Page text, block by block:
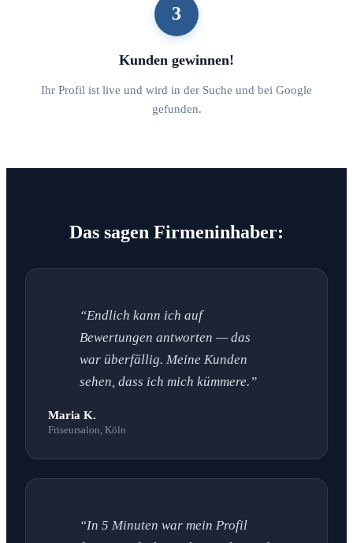
3
Kunden gewinnen!
Ihr Profil ist live und wird in der Suche und bei Google
gefunden.
Das sagen Firmeninhaber:
“Endlich kann ich auf
Bewertungen antworten — das
war überfällig. Meine Kunden
sehen, dass ich mich kümmere.”
Maria K.
Friseursalon, Köln
“In 5 Minuten war mein Profil